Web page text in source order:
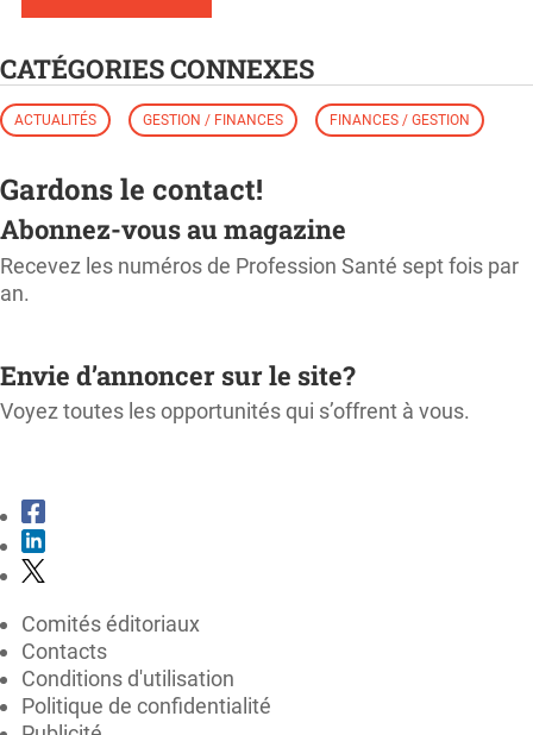
CATÉGORIES CONNEXES
ACTUALITÉS GESTION / FINANCES FINANCES / GESTION
Gardons le contact!
Abonnez-vous au magazine
Recevez les numéros de Profession Santé sept fois par
an.
Envie d’annoncer sur le site?
Voyez toutes les opportunités qui s’offrent à vous.
Comités éditoriaux
Contacts
Conditions d'utilisation
Politique de confidentialité